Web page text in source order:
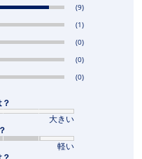
(9)
(1)
(0)
(0)
(0)
大きい
軽い